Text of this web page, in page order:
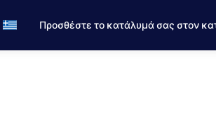
Προσθέστε το κατάλυμά σας στον